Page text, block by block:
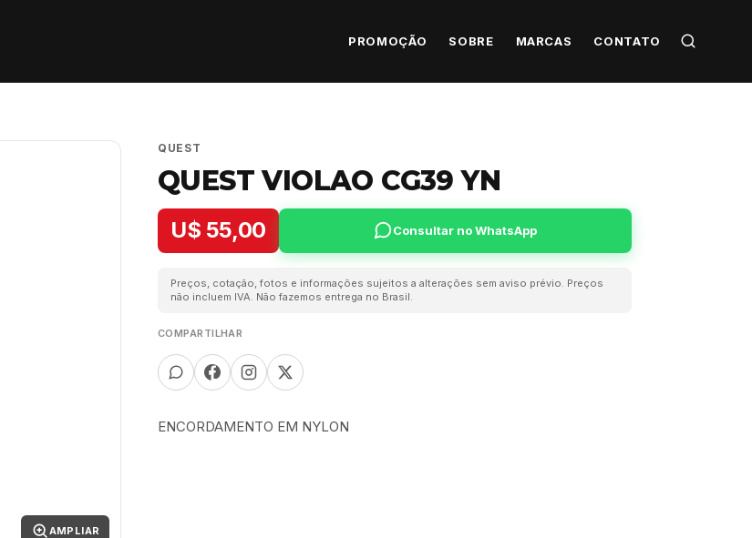
PROMOÇÃO SOBRE MARCAS CONTATO
AMPLIAR
QUEST
QUEST VIOLAO CG39 YN
U$ 55,00 Consultar no WhatsApp
Preços, cotação, fotos e informações sujeitos a alterações sem aviso prévio. Preços
não incluem IVA. Não fazemos entrega no Brasil.
COMPARTILHAR
ENCORDAMENTO EM NYLON